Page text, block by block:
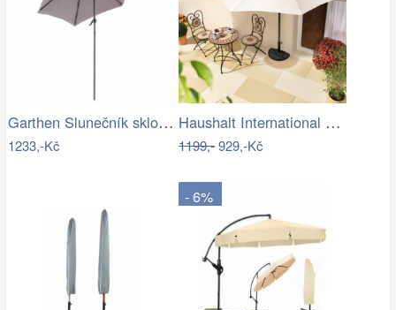
Garthen Slunečník sklopný s kličkou,…
1233,-Kč
Haushalt International Slunečník…
1199,-929,-Kč
- 6%